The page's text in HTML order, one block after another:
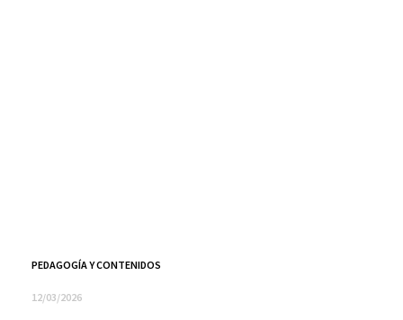
PEDAGOGÍA Y CONTENIDOS
12/03/2026